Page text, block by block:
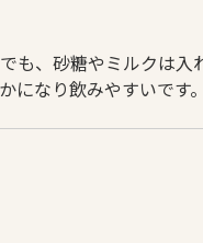
も、砂糖やミルクは
になり飲みやすいで